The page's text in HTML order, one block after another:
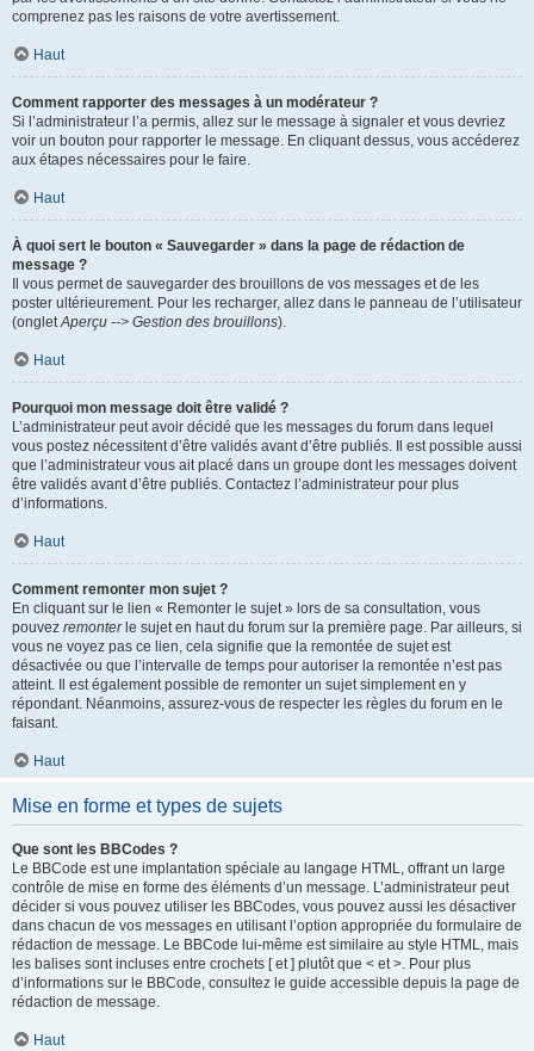
comprenez pas les raisons de votre avertissement.
Haut
Comment rapporter des messages à un modérateur ?
Si l’administrateur l’a permis, allez sur le message à signaler et vous devriez
voir un bouton pour rapporter le message. En cliquant dessus, vous accéderez
aux étapes nécessaires pour le faire.
Haut
À quoi sert le bouton « Sauvegarder » dans la page de rédaction de
message ?
Il vous permet de sauvegarder des brouillons de vos messages et de les
poster ultérieurement. Pour les recharger, allez dans le panneau de l’utilisateur
(ongletAperçu --> Gestion des brouillons).
Haut
Pourquoi mon message doit être validé ?
L’administrateur peut avoir décidé que les messages du forum dans lequel
vous postez nécessitent d’être validés avant d’être publiés. Il est possible aussi
que l’administrateur vous ait placé dans un groupe dont les messages doivent
être validés avant d’être publiés. Contactez l’administrateur pour plus
d’informations.
Haut
Comment remonter mon sujet ?
En cliquant sur le lien « Remonter le sujet » lors de sa consultation, vous
pouvez remonterle sujet en haut du forum sur la première page. Par ailleurs, si
vous ne voyez pas ce lien, cela signifie que la remontée de sujet est
désactivée ou que l’intervalle de temps pour autoriser la remontée n’est pas
atteint. Il est également possible de remonter un sujet simplement en y
répondant. Néanmoins, assurez-vous de respecter les règles du forum en le
faisant.
Haut
Mise en forme et types de sujets
Que sont les BBCodes ?
Le BBCode est une implantation spéciale au langage HTML, offrant un large
contrôle de mise en forme des éléments d’un message. L’administrateur peut
décider si vous pouvez utiliser les BBCodes, vous pouvez aussi les désactiver
dans chacun de vos messages en utilisant l’option appropriée du formulaire de
rédaction de message. Le BBCode lui-même est similaire au style HTML, mais
les balises sont incluses entre crochets [ et ] plutôt que < et >. Pour plus
d’informations sur le BBCode, consultez le guide accessible depuis la page de
rédaction de message.
Haut